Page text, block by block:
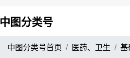
中图分类号
中图分类号首页 医药、卫生 基